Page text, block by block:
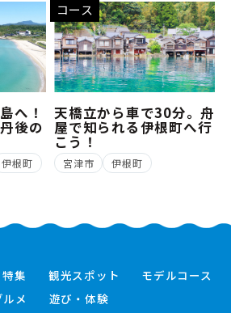
へ！
後の
伊根町
コース
天橋立から車で30分。舟
屋で知られる伊根町へ行
こう！
宮津市 伊根町
特集 観光スポット
モデルコース
ルメ
遊び・体験